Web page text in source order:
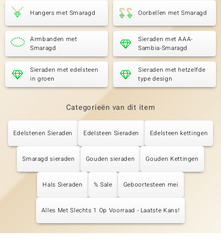
Hangers met Smaragd Oorbellen met Smaragd
Armbanden met
Smaragd
Sieraden met AAA-
Sambia-Smaragd
Sieraden met edelsteen
in groen
Sieraden met hetzelfde
type design
Categorieën van dit item
Edelstenen Sieraden Edelsteen Sieraden Edelsteen kettingen
Smaragd sieraden Gouden sieraden Gouden Kettingen
Hals Sieraden % Sale Geboortesteen mei
Alles Met Slechts 1 Op Voorraad - Laatste Kans!